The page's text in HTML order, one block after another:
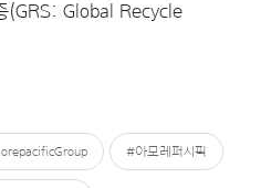
Global Recycle
#아모레퍼시픽